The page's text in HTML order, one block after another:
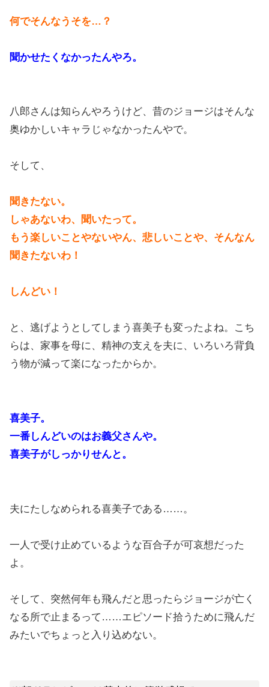
何でそんなうそを…？
聞かせたくなかったんやろ。
八郎さんは知らんやろうけど、昔のジョージはそんな
奥ゆかしいキャラじゃなかったんやで。
そして、
聞きたない。
しゃあないわ、聞いたって。
もう楽しいことやないやん、悲しいことや、そんなん
聞きたないわ！
しんどい！
と、逃げようとしてしまう喜美子も変ったよね。こち
らは、家事を母に、精神の支えを夫に、いろいろ背負
う物が減って楽になったからか。
喜美子。
一番しんどいのはお義父さんや。
喜美子がしっかりせんと。
夫にたしなめられる喜美子である……。
一人で受け止めているような百合子が可哀想だった
よ。
そして、突然何年も飛んだと思ったらジョージが亡く
なる所で止まるって……エピソード拾うために飛んだ
みたいでちょっと入り込めない。